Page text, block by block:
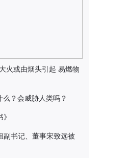
火或由烟头引起 易燃物
么？会威胁人类吗？
副书记、董事宋致远被